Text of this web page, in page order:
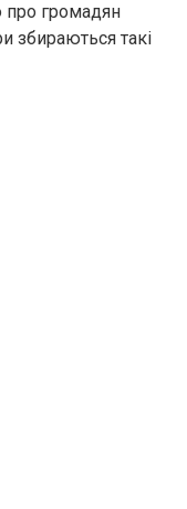
про громадян
збираються такі